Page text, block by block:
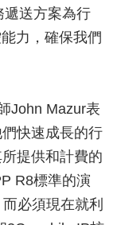
遞送方案為行
力，確保我們
Mazur表
快速成長的行
提供和計費的
R8標準的演
必須現在就利